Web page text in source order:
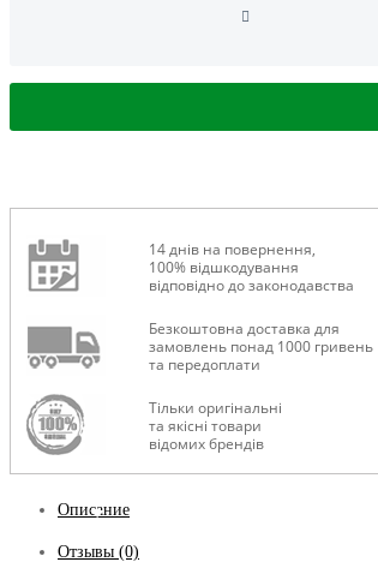
14 днів на повернення,
100% відшкодування
відповідно до законодавства
Безкоштовна доставка для
замовлень понад 1000 гривень
та передоплати
Тільки оригінальні
та якісні товари
відомих брендів
Описание
Отзывы (0)